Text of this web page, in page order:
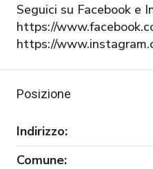
Seguici su Facebook e
https://
https://
Posizione
Indirizzo:
Comune: